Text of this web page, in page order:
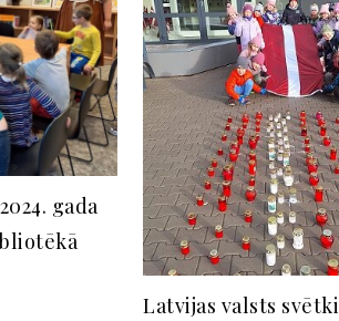
gada
Latvijas valsts svētki